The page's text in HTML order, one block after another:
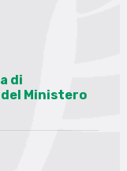
di
Ministero